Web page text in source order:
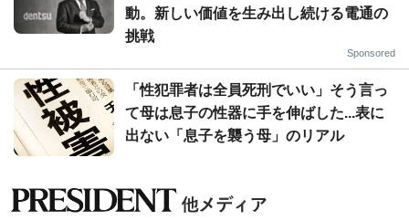
動。新しい価値を生み出し続ける電通の
挑戦
Sponsored
「性犯罪者は全員死刑でいい」そう言っ
て母は息子の性器に手を伸ばした...表に
出ない「息子を襲う母」のリアル